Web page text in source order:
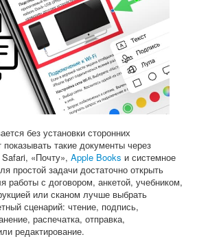
без установки сторонних
такие документы через
«Почту», Apple Books и системное
простой задачи достаточно открыть
работы с договором, анкетой, учебником,
или сканом лучше выбрать
сценарий: чтение, подпись,
распечатка, отправка,
редактирование.